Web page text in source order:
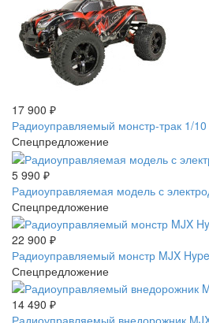
17 900 ₽
Радиоуправляемый монстр-трак 1/
Спецпредложение
5 990 ₽
Радиоуправляемая модель с
Спецпредложение
22 900 ₽
Радиоуправляемый монстр MJX
Спецпредложение
14 490 ₽